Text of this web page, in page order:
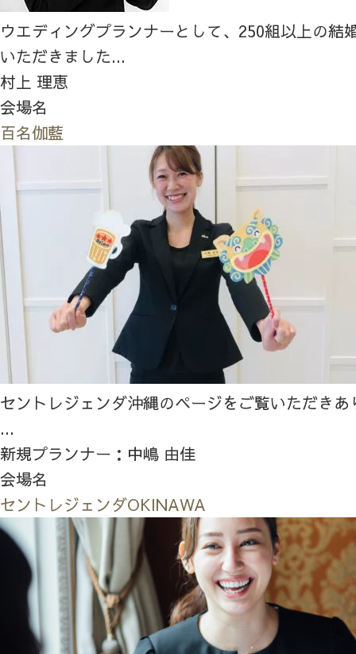
ウエディングプランナーとして、250組以上の結
いただきました...
村上 理恵
会場名
百名伽藍
セントレジェンダ沖縄のページをご覧いただき
...
新規プランナー：中嶋 由佳
会場名
セントレジェンダOKINAWA